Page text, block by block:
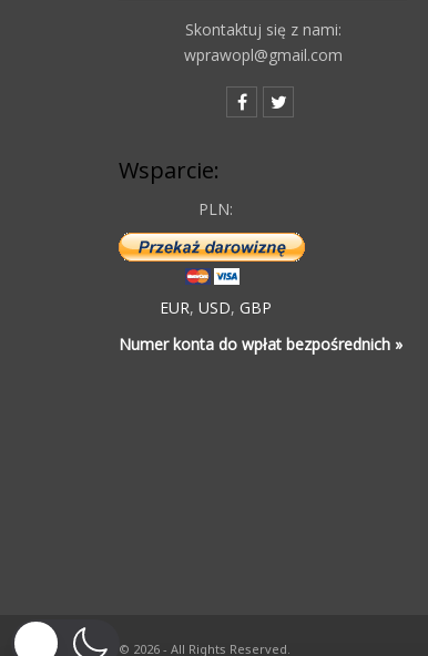
Skontaktuj się z nami:
wprawopl@gmail.com
Wsparcie:
PLN:
EUR, USD, GBP
Numer konta do wpłat bezpośrednich »
© 2026 - All Rights Reserved.